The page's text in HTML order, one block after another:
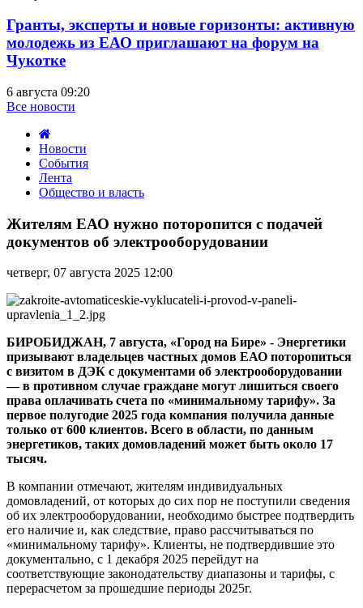
Гранты, эксперты и новые горизонты: активную
молодежь из ЕАО приглашают на форум на
Чукотке
6 августа 09:20
Все новости
Новости
События
Лента
Общество и власть
ЕАО
поторопится
подачей
документов
об
электрооборудовании
Жителям ЕАО нужно поторопится с подачей
документов об электрооборудовании
четверг, 07 августа 2025 12:00
БИРОБИДЖАН, 7 августа, «Город на Бире» - Энергетики
призывают владельцев частных домов ЕАО поторопиться
с визитом в ДЭК с документами об электрооборудовании
— в противном случае граждане могут лишиться своего
права оплачивать счета по «минимальному тарифу». За
первое полугодие 2025 года компания получила данные
только от 600 клиентов. Всего в области, по данным
энергетиков, таких домовладений может быть около 17
тысяч.
В компании отмечают, жителям индивидуальных
домовладений, от которых до сих пор не поступили сведения
об их электрооборудовании, необходимо быстрее подтвердить
его наличие и, как следствие, право рассчитываться по
«минимальному тарифу». Клиенты, не подтвердившие это
документально, с 1 декабря 2025 перейдут на
соответствующие законодательству диапазоны и тарифы, с
перерасчетом за прошедшие периоды 2025г.